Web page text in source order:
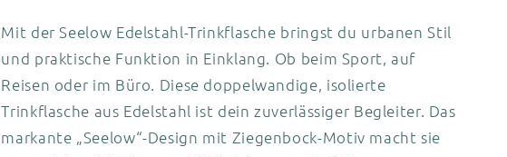
Mit der Seelow Edelstahl-Trinkflasche bringst du urbanen Stil
und praktische Funktion in Einklang. Ob beim Sport, auf
Reisen oder im Büro. Diese doppelwandige, isolierte
Trinkflasche aus Edelstahl ist dein zuverlässiger Begleiter. Das
markante „Seelow“-Design mit Ziegenbock-Motiv macht sie